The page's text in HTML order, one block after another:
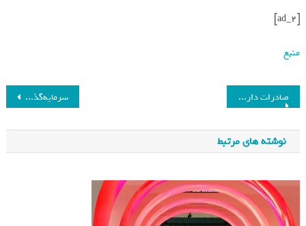
منبع
سرمایه‌گذاری طلا برای چه کسانی مناسب است؟ صادرات دارو با اجماع همه ارکان دولت، شدنی است
نوشته های مرتبط